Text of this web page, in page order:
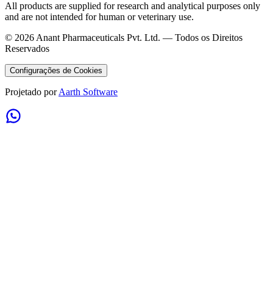
All products are supplied for research and analytical purposes only
and are not intended for human or veterinary use.
© 2026 Anant Pharmaceuticals Pvt. Ltd. — Todos os Direitos
Reservados
Configurações de Cookies
Projetado por Aarth Software